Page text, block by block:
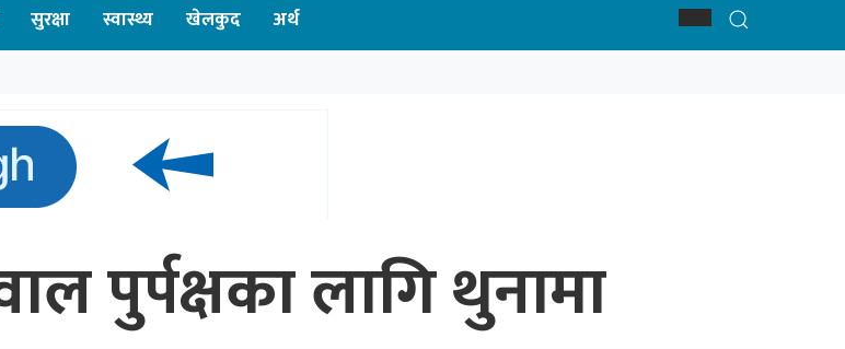
सुरक्षा स्वास्थ्य खेलकुद अर्थ
पुर्पक्षका लागि थुनामा